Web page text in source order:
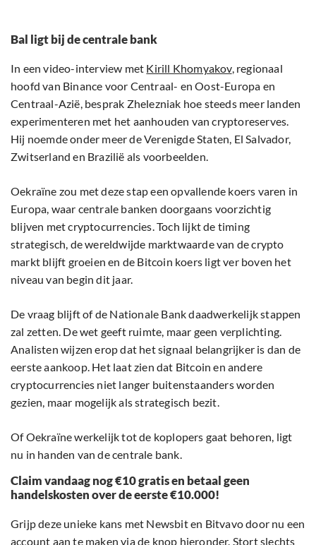
Bal ligt bij de centrale bank
In een video-interview met Kirill Khomyakov, regionaal
hoofd van Binance voor Centraal- en Oost-Europa en
Centraal-Azië, besprak Zhelezniak hoe steeds meer landen
experimenteren met het aanhouden van cryptoreserves.
Hij noemde onder meer de Verenigde Staten, El Salvador,
Zwitserland en Brazilië als voorbeelden.
Oekraïne zou met deze stap een opvallende koers varen in
Europa, waar centrale banken doorgaans voorzichtig
blijven met cryptocurrencies. Toch lijkt de timing
strategisch, de wereldwijde marktwaarde van de crypto
markt blijft groeien en de Bitcoin koers ligt ver boven het
niveau van begin dit jaar.
De vraag blijft of de Nationale Bank daadwerkelijk stappen
zal zetten. De wet geeft ruimte, maar geen verplichting.
Analisten wijzen erop dat het signaal belangrijker is dan de
eerste aankoop. Het laat zien dat Bitcoin en andere
cryptocurrencies niet langer buitenstaanders worden
gezien, maar mogelijk als strategisch bezit.
Of Oekraïne werkelijk tot de koplopers gaat behoren, ligt
nu in handen van de centrale bank.
Claim vandaag nog €10 gratis en betaal geen
handelskosten over de eerste €10.000!
Grijp deze unieke kans met Newsbit en Bitvavo door nu een
account aan te maken via de knop hieronder. Stort slechts